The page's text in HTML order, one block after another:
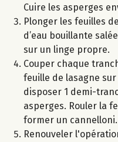
Cuire les asperges
Plonger les feuilles
d’eau bouillante
sur un linge propre.
Couper chaque
feuille de lasagne
disposer 1 demi-
asperges. Rouler la
former un cannelloni.
Renouveler